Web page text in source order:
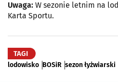
Uwaga: W sezonie letnim na
Karta Sportu.
TAGI
lodowisko BOSiR sezon łyżwiarski